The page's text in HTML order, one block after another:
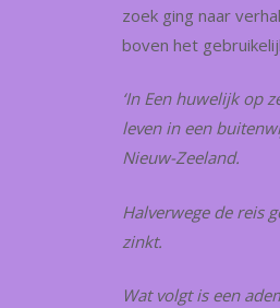
zoek ging naar
boven het
‘In Een huwelijk op
leven in een
Nieuw-Zeeland.
Halverwege de reis
zinkt.
Wat volgt is een